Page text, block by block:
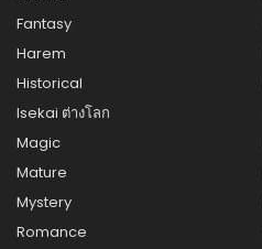
Fantasy
Harem
Historical
Isekai ต่างโลก
Magic
Mature
Mystery
Romance